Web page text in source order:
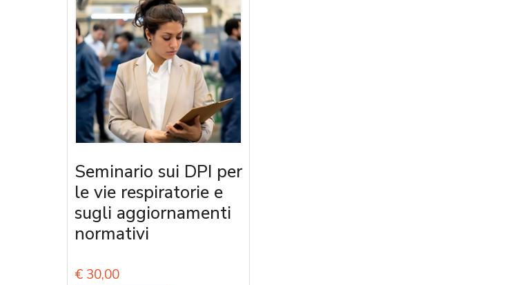
Seminario sui DPI per
le vie respiratorie e
sugli aggiornamenti
normativi
€ 30,00